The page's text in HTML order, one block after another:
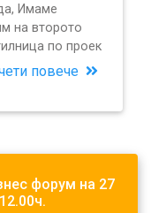
Имаме
на второто
по проек
повече
форум на 27